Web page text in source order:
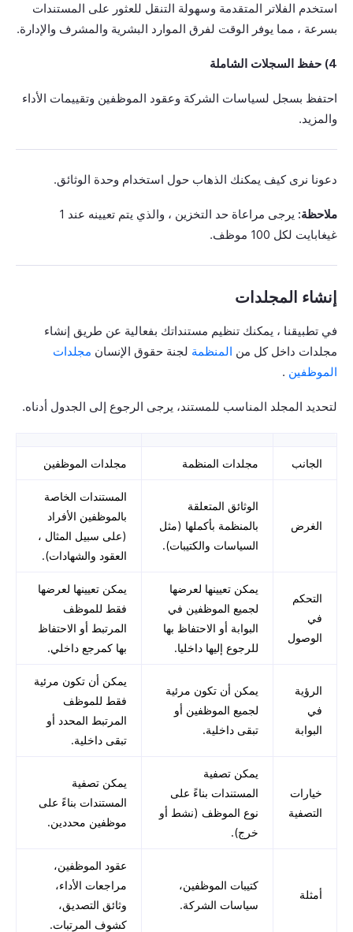
استخدم الفلاتر المتقدمة وسهولة التنقل للعثور على المستندات
بسرعة ، مما يوفر الوقت لفرق الموارد البشرية والمشرف والإدارة.
4) حفظ السجلات الشاملة
احتفظ بسجل لسياسات الشركة وعقود الموظفين وتقييمات الأداء
والمزيد.
دعونا نرى كيف يمكنك الذهاب حول استخدام وحدة الوثائق.
ملاحظة:
يرجى مراعاة حد التخزين ، والذي يتم تعيينه عند 1
غيغابايت لكل 100 موظف.
إنشاء المجلدات
في تطبيقنا ، يمكنك تنظيم مستنداتك بفعالية عن طريق إنشاء
مجلدات داخل كل من المنظمة لجنة حقوق الإنسان مجلدات
الموظفين .
لتحديد المجلد المناسب للمستند، يرجى الرجوع إلى الجدول أدناه.
الجانب مجلدات المنظمة مجلدات الموظفين
الغرض
الوثائق المتعلقة
بالمنظمة بأكملها (مثل
السياسات والكتيبات).
المستندات الخاصة
بالموظفين الأفراد
(على سبيل المثال ،
العقود والشهادات).
التحكم
في
الوصول
يمكن تعيينها لعرضها
لجميع الموظفين في
البوابة أو الاحتفاظ بها
للرجوع إليها داخليا.
يمكن تعيينها لعرضها
فقط للموظف
المرتبط أو الاحتفاظ
بها كمرجع داخلي.
الرؤية
في
البوابة
يمكن أن تكون مرئية
لجميع الموظفين أو
تبقى داخلية.
يمكن أن تكون مرئية
فقط للموظف
المرتبط المحدد أو
تبقى داخلية.
خيارات
التصفية
يمكن تصفية
المستندات بناءً على
نوع الموظف (نشط أو
خرج).
يمكن تصفية
المستندات بناءً على
موظفين محددين.
أمثلة
كتيبات الموظفين،
سياسات الشركة.
عقود الموظفين،
مراجعات الأداء،
وثائق التصديق،
كشوف المرتبات.